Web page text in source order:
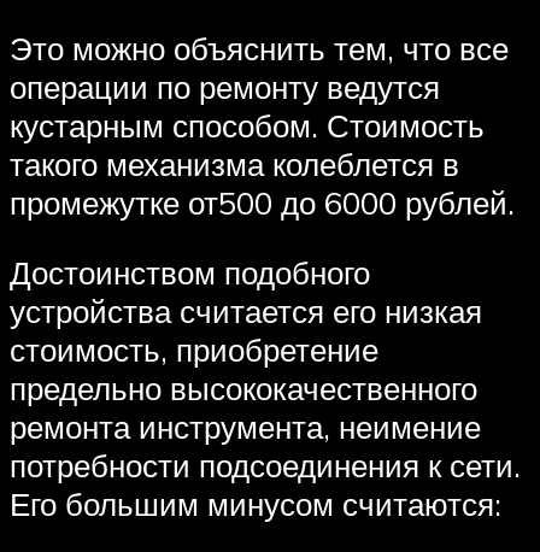
Это можно объяснить тем, что все
операции по ремонту ведутся
кустарным способом. Стоимость
такого механизма колеблется в
промежутке от500 до 6000 рублей.
Достоинством подобного
устройства считается его низкая
стоимость, приобретение
предельно высококачественного
ремонта инструмента, неимение
потребности подсоединения к сети.
Его большим минусом считаются: